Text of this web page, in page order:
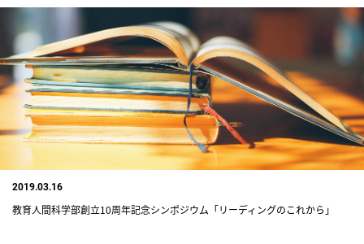
2019.03.16
教育人間科学部創立10周年記念シンポジウム「リーディングのこれから」